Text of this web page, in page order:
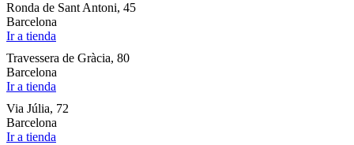
Ronda de Sant Antoni, 45
Barcelona
Ir a tienda
Travessera de Gràcia, 80
Barcelona
Ir a tienda
Via Júlia, 72
Barcelona
Ir a tienda